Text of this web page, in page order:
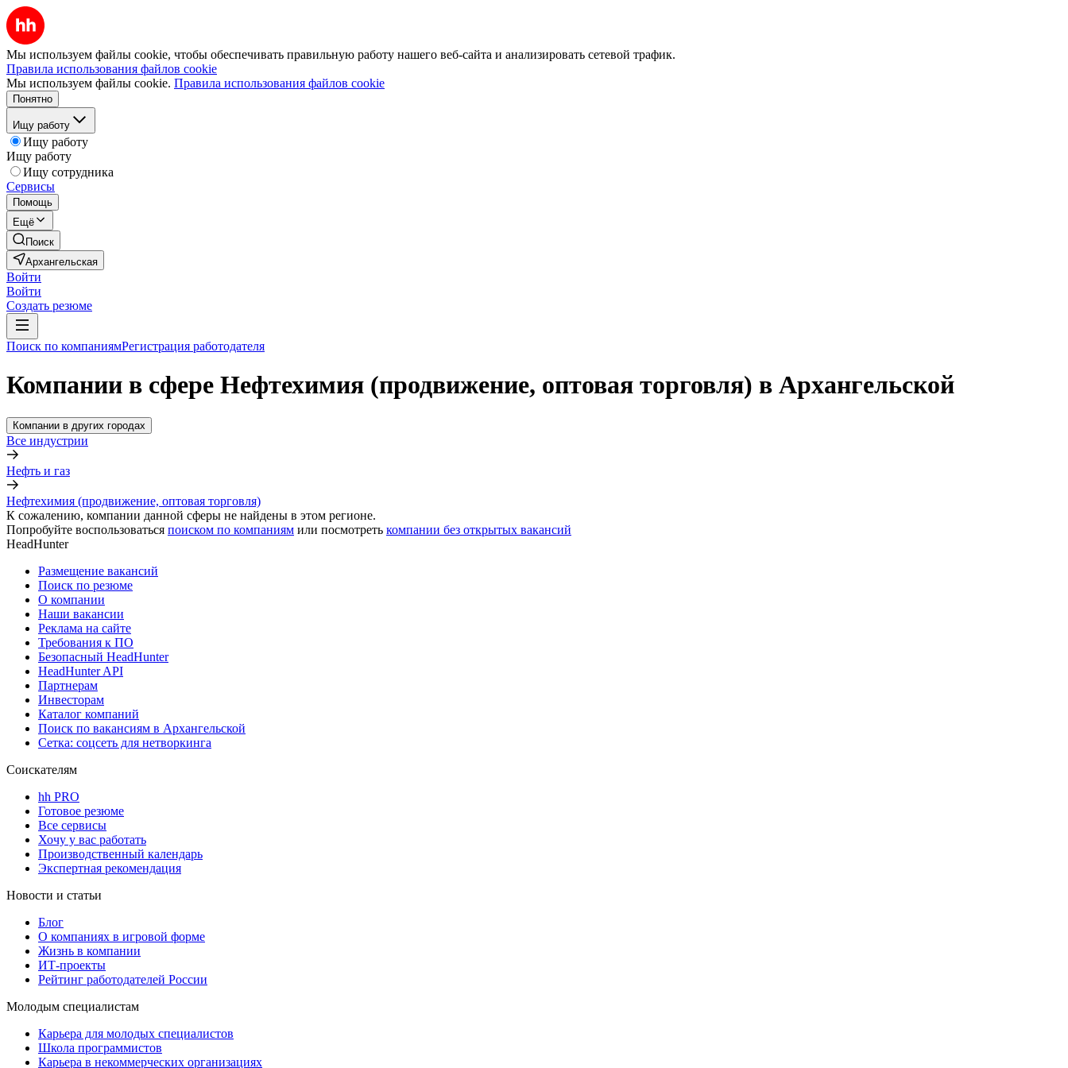
Мы используем файлы cookie, чтобы обеспечивать правильную работу нашего веб-сайта и анализировать сетевой трафик.
Правила использования файлов cookie
Мы используем файлы cookie. Правила использования файлов cookie
Понятно
Ищу работу
Ищу работу
Ищу работу
Ищу сотрудника
Сервисы
Помощь
Ещё
Поиск
Архангельская
Войти
Войти
Создать резюме
Поиск по компаниямРегистрация работодателя
Компании в сфере Нефтехимия (продвижение, оптовая торговля) в Архангельской
Компании в других городах
Все индустрии
Нефть и газ
Нефтехимия (продвижение, оптовая торговля)
К сожалению, компании данной сферы не найдены в этом регионе.
Попробуйте воспользоваться поиском по компаниям или посмотреть компании без открытых вакансий
HeadHunter
Размещение вакансий
Поиск по резюме
О компании
Наши вакансии
Реклама на сайте
Требования к ПО
Безопасный HeadHunter
HeadHunter API
Партнерам
Инвесторам
Каталог компаний
Поиск по вакансиям в Архангельской
Сетка: соцсеть для нетворкинга
Соискателям
hh PRO
Готовое резюме
Все сервисы
Хочу у вас работать
Производственный календарь
Экспертная рекомендация
Новости и статьи
Блог
О компаниях в игровой форме
Жизнь в компании
ИТ-проекты
Рейтинг работодателей России
Молодым специалистам
Карьера для молодых специалистов
Школа программистов
Карьера в некоммерческих организациях